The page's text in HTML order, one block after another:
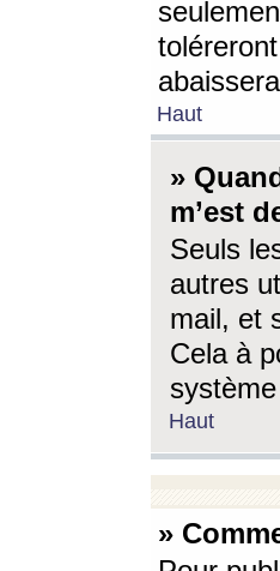
Haut
»
m’est
Seuls
autres
mail, et
Cela à
Haut
»